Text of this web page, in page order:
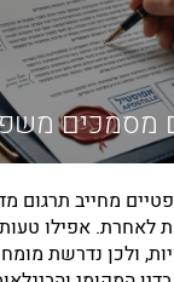
מסמכים
מחייב תרגום
אפילו טעות
ולכן נדרשת